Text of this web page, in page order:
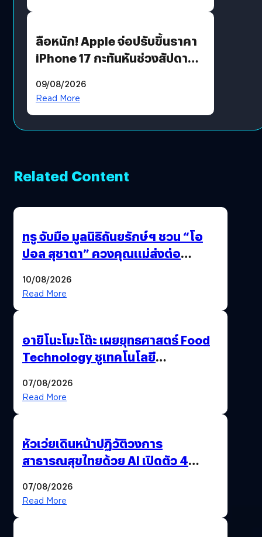
ลือหนัก! Apple จ่อปรับขึ้นราคา
iPhone 17 กะทันหันช่วงสัปดาห์ที่
09/08/2026
Read More
Related Content
ทรู จับมือ มูลนิธิถันยรักษ์ฯ ชวน “โอ
ปอล สุชาตา” ควงคุณแม่ส่งต่อ
ความหมายวันแม่ปีนี้
10/08/2026
Read More
อายิโนะโมะโต๊ะ เผยยุทธศาสตร์ Food
Technology ชูเทคโนโลยี
บริโภคและ B2B
07/08/2026
Read More
หัวเว่ยเดินหน้าปฏิวัติวงการ
สาธารณสุขไทยด้วย AI เปิดตัว 4
เพื่อการแพทย์ในประเทศไทย
07/08/2026
Read More